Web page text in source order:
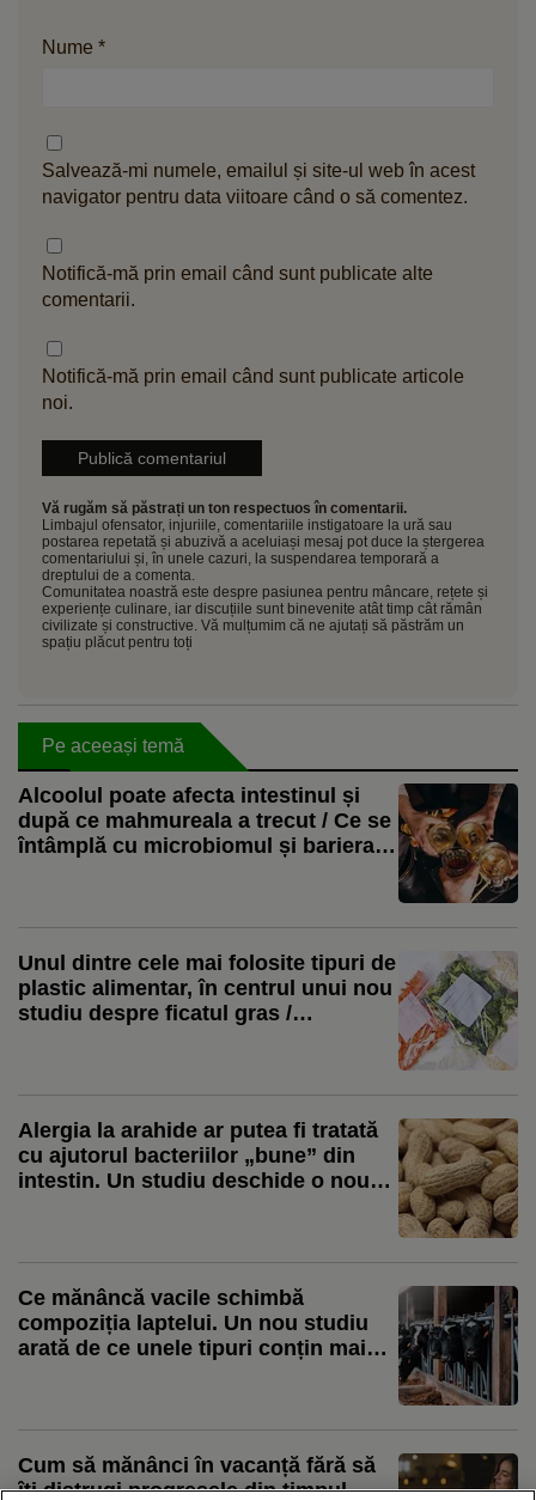
Nume *
Salvează-mi numele, emailul și site-ul web în acest
navigator pentru data viitoare când o să comentez.
Notifică-mă prin email când sunt publicate alte
comentarii.
Notifică-mă prin email când sunt publicate articole
noi.
Vă rugăm să păstrați un ton respectuos în comentarii.
Limbajul ofensator, injuriile, comentariile instigatoare la ură sau
postarea repetată și abuzivă a aceluiași mesaj pot duce la ștergerea
comentariului și, în unele cazuri, la suspendarea temporară a
dreptului de a comenta.
Comunitatea noastră este despre pasiunea pentru mâncare, rețete și
experiențe culinare, iar discuțiile sunt binevenite atât timp cât rămân
civilizate și constructive. Vă mulțumim că ne ajutați să păstrăm un
spațiu plăcut pentru toți
Pe aceeași temă
Alcoolul poate afecta intestinul și
după ce mahmureala a trecut / Ce se
întâmplă cu microbiomul și bariera
Unul dintre cele mai folosite tipuri de
plastic alimentar, în centrul unui nou
studiu despre ficatul gras /
Alergia la arahide ar putea fi tratată
cu ajutorul bacteriilor „bune” din
intestin. Un studiu deschide o nouă
Ce mănâncă vacile schimbă
compoziția laptelui. Un nou studiu
arată de ce unele tipuri conțin mai
Cum să mănânci în vacanță fără să
îți distrugi progresele din timpul